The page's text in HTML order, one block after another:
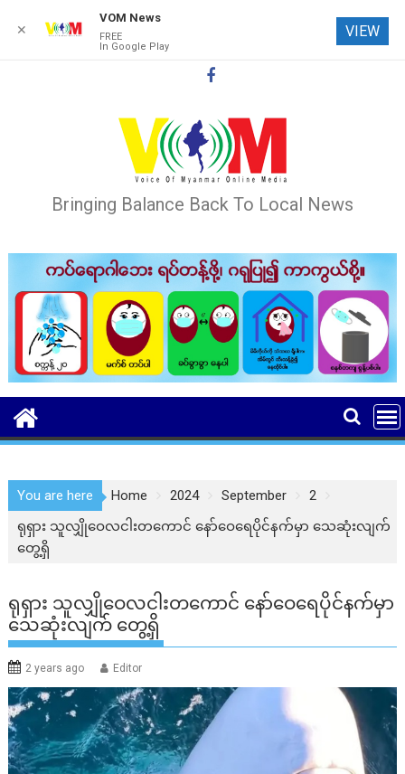
Bringing Balance Back To Local News
You are here Home 2024 September
2
ရုရှား သူလျှိုဝေလငါးတကောင် နော်ဝေရေပိုင်နက်မှာ သေဆုံးလျက်
တွေ့ရှိ
ရုရှား သူလျှိုဝေလငါးတကောင် နော်ဝေရေပိုင်နက်မှာ
သေဆုံးလျက် တွေ့ရှိ
2 years ago Editor
✕
VOM News
FREE
In Google Play
VIEW